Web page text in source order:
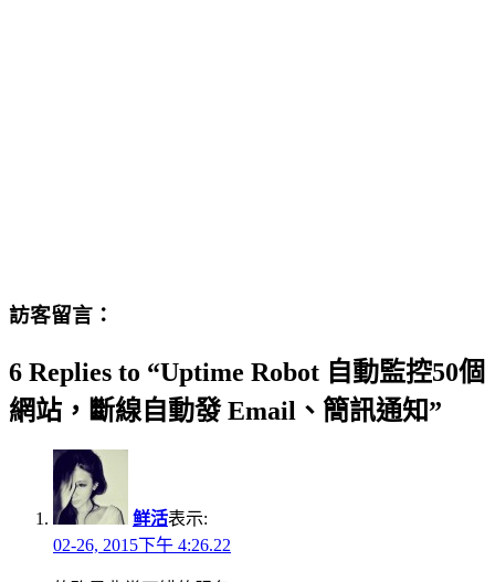
訪客留言：
6 Replies to “Uptime Robot 自動監控50個
網站，斷線自動發 Email、簡訊通知”
鲜活表示:
02-26, 2015下午 4:26.22